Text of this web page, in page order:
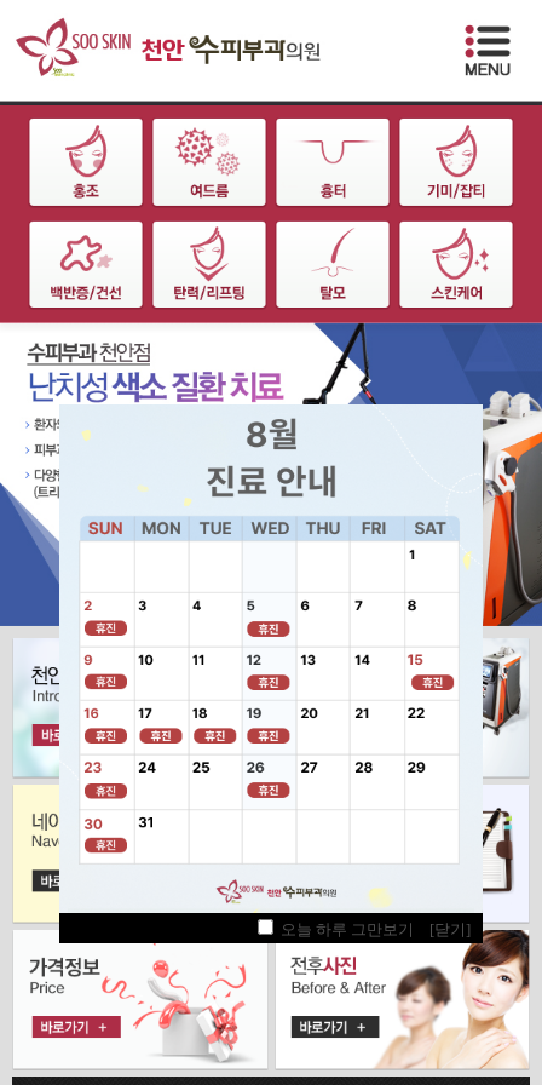
오늘 하루 그만보기 [닫기]
오늘 하루 그만보기 [닫기]
오늘 하루 그만보기 [닫기]